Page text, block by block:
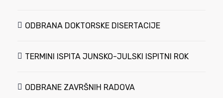
ODBRANA DOKTORSKE DISERTACIJE
TERMINI ISPITA JUNSKO-JULSKI ISPITNI ROK
ODBRANE ZAVRŠNIH RADOVA